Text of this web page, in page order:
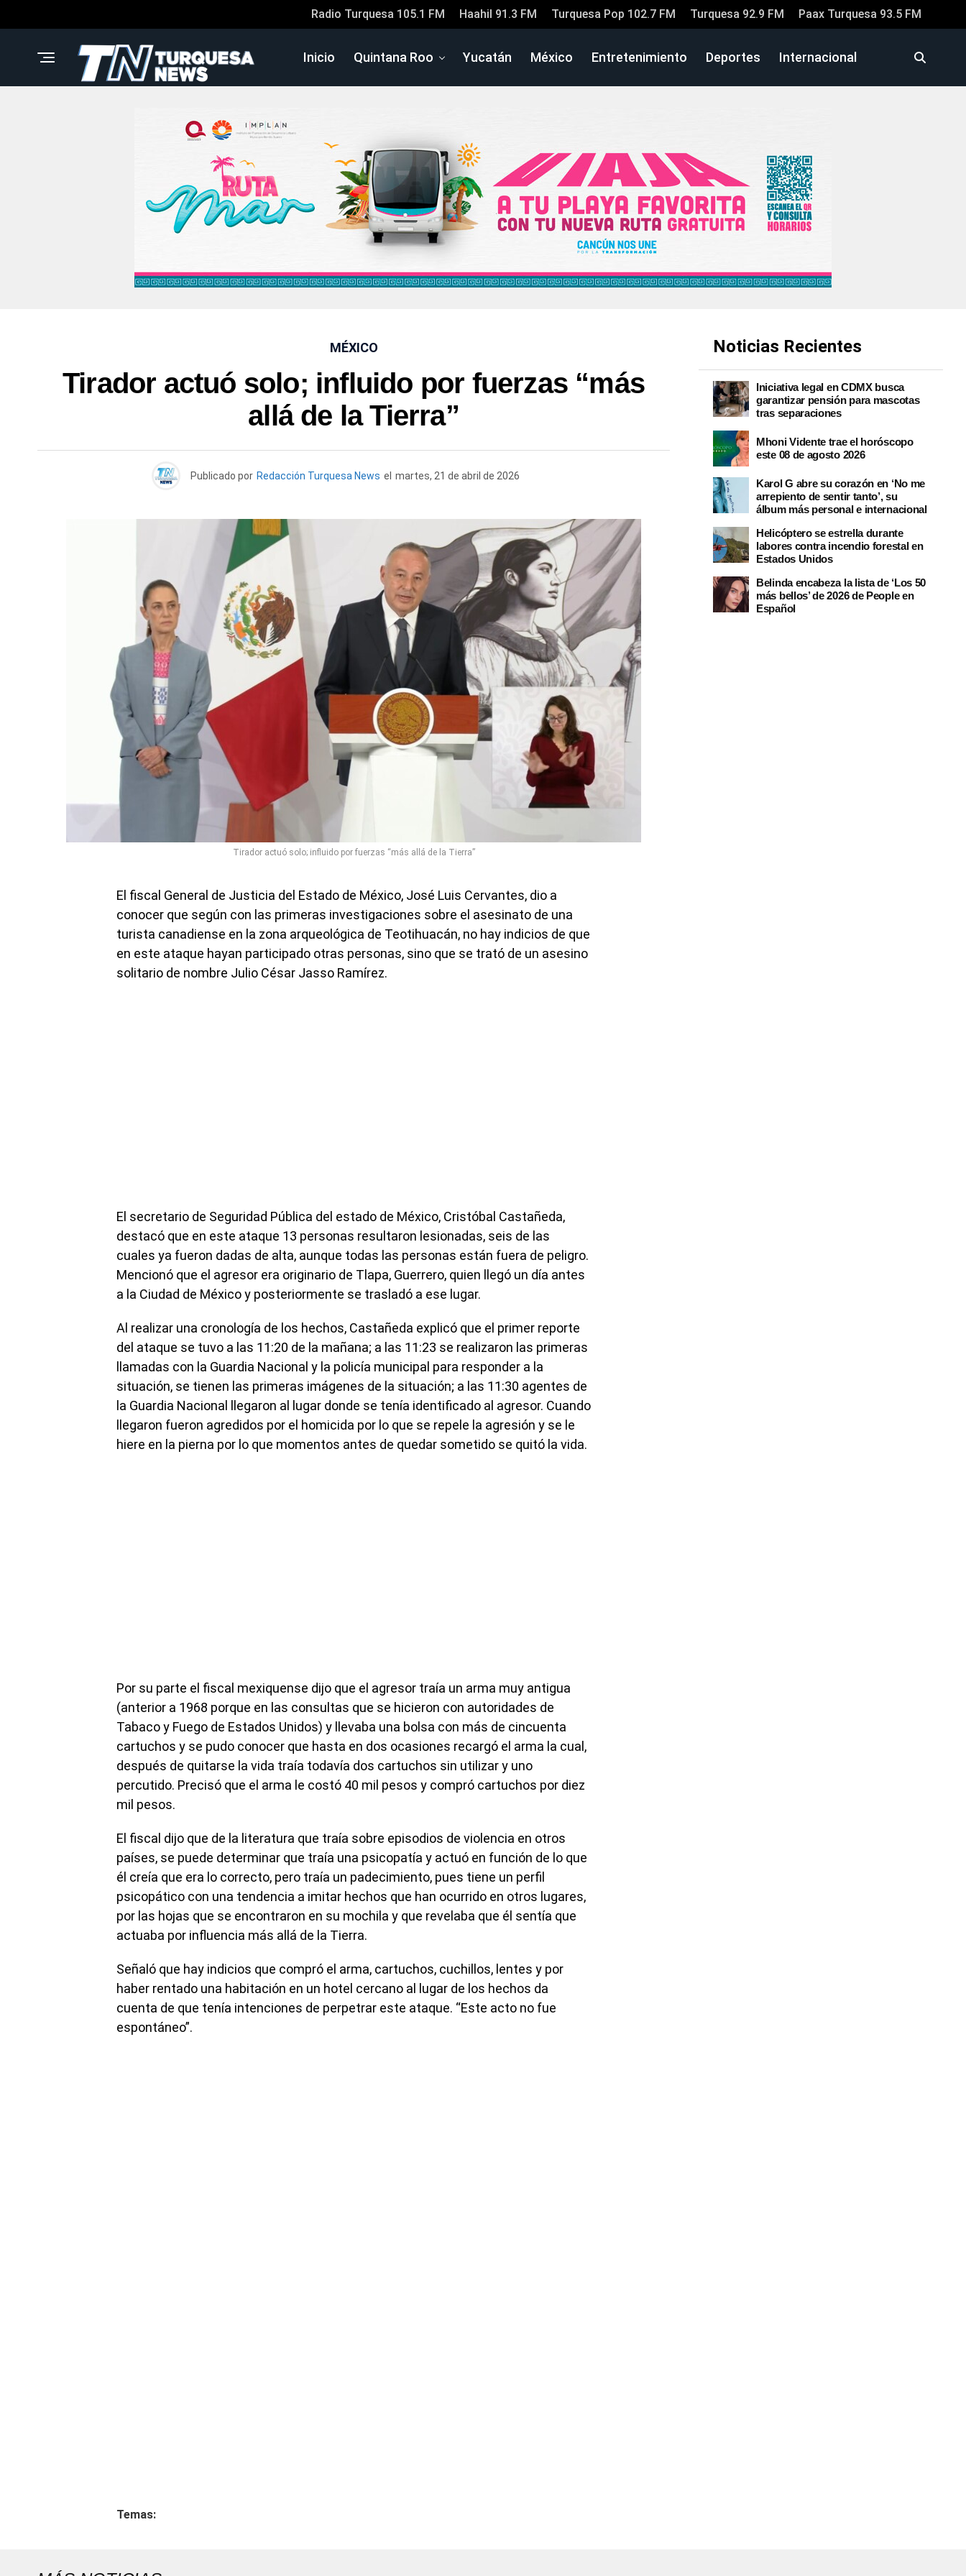
Radio Turquesa 105.1 FM Haahil 91.3 FM Turquesa Pop 102.7 FM Turquesa 92.9 FM Paax Turquesa 93.5 FM
Inicio Quintana Roo Yucatán México Entretenimiento Deportes Internacional
MÉXICO
Tirador actuó solo; influido por fuerzas “más
allá de la Tierra”
Publicado por Redacción Turquesa News el martes, 21 de abril de 2026
Tirador actuó solo; influido por fuerzas “más allá de la Tierra”
El fiscal General de Justicia del Estado de México, José Luis Cervantes, dio a
conocer que según con las primeras investigaciones sobre el asesinato de una
turista canadiense en la zona arqueológica de Teotihuacán, no hay indicios de que
en este ataque hayan participado otras personas, sino que se trató de un asesino
solitario de nombre Julio César Jasso Ramírez.
El secretario de Seguridad Pública del estado de México, Cristóbal Castañeda,
destacó que en este ataque 13 personas resultaron lesionadas, seis de las
cuales ya fueron dadas de alta, aunque todas las personas están fuera de peligro.
Mencionó que el agresor era originario de Tlapa, Guerrero, quien llegó un día antes
a la Ciudad de México y posteriormente se trasladó a ese lugar.
Al realizar una cronología de los hechos, Castañeda explicó que el primer reporte
del ataque se tuvo a las 11:20 de la mañana; a las 11:23 se realizaron las primeras
llamadas con la Guardia Nacional y la policía municipal para responder a la
situación, se tienen las primeras imágenes de la situación; a las 11:30 agentes de
la Guardia Nacional llegaron al lugar donde se tenía identificado al agresor. Cuando
llegaron fueron agredidos por el homicida por lo que se repele la agresión y se le
hiere en la pierna por lo que momentos antes de quedar sometido se quitó la vida.
Por su parte el fiscal mexiquense dijo que el agresor traía un arma muy antigua
(anterior a 1968 porque en las consultas que se hicieron con autoridades de
Tabaco y Fuego de Estados Unidos) y llevaba una bolsa con más de cincuenta
cartuchos y se pudo conocer que hasta en dos ocasiones recargó el arma la cual,
después de quitarse la vida traía todavía dos cartuchos sin utilizar y uno
percutido. Precisó que el arma le costó 40 mil pesos y compró cartuchos por diez
mil pesos.
El fiscal dijo que de la literatura que traía sobre episodios de violencia en otros
países, se puede determinar que traía una psicopatía y actuó en función de lo que
él creía que era lo correcto, pero traía un padecimiento, pues tiene un perfil
psicopático con una tendencia a imitar hechos que han ocurrido en otros lugares,
por las hojas que se encontraron en su mochila y que revelaba que él sentía que
actuaba por influencia más allá de la Tierra.
Señaló que hay indicios que compró el arma, cartuchos, cuchillos, lentes y por
haber rentado una habitación en un hotel cercano al lugar de los hechos da
cuenta de que tenía intenciones de perpetrar este ataque. “Este acto no fue
espontáneo”.
Temas:
Noticias Recientes
Iniciativa legal en CDMX busca
garantizar pensión para mascotas
tras separaciones
Mhoni Vidente trae el horóscopo
este 08 de agosto 2026
Karol G abre su corazón en ‘No me
arrepiento de sentir tanto’, su
álbum más personal e internacional
Helicóptero se estrella durante
labores contra incendio forestal en
Estados Unidos
Belinda encabeza la lista de ‘Los 50
más bellos’ de 2026 de People en
Español